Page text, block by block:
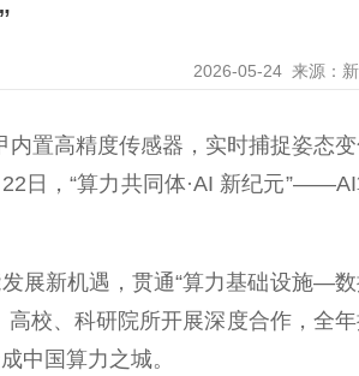
2026-05-24 来源：
置高精度传感器，实时捕捉姿态变
日，“算力共同体·AI 新纪元”——AI
展新机遇，贯通“算力基础设施—
校、科研院所开展深度合作，全
中国算力之城。